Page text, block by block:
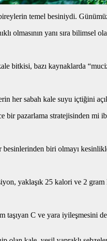
temel besiniydi.
olmasının yanı sıra bilimsel
bitkisi, bazı kaynaklarda
sabah kale suyu içtiğini
bir pazarlama stratejisinden mi
besinlerinden biri olmayı
yaklaşık 25 kalori ve 2
taşıyan C ve yara